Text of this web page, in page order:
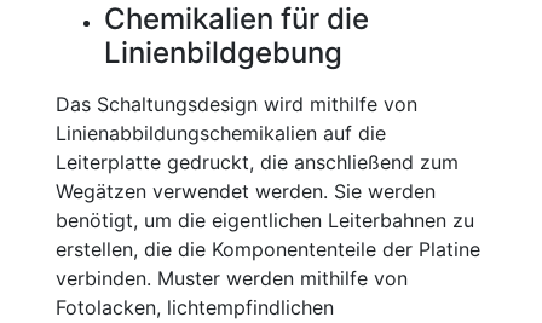
Chemikalien für die
Linienbildgebung
Das Schaltungsdesign wird mithilfe von
Linienabbildungschemikalien auf die
Leiterplatte gedruckt, die anschließend zum
Wegätzen verwendet werden. Sie werden
benötigt, um die eigentlichen Leiterbahnen zu
erstellen, die die Komponententeile der Platine
verbinden. Muster werden mithilfe von
Fotolacken, lichtempfindlichen